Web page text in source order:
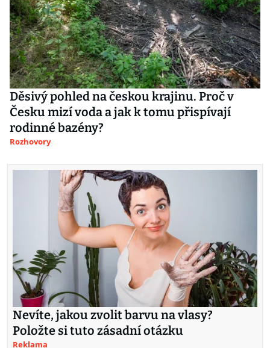
Děsivý pohled na českou krajinu. Proč v
Česku mizí voda a jak k tomu přispívají
rodinné bazény?
Rozhovory
Nevíte, jakou zvolit barvu na vlasy?
Položte si tuto zásadní otázku
Reklama